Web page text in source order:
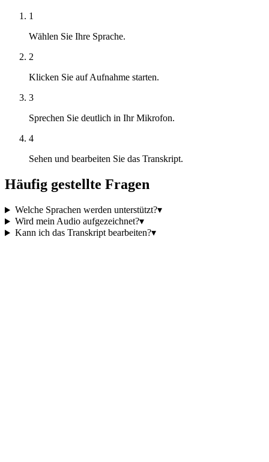
1
Wählen Sie Ihre Sprache.
2
Klicken Sie auf Aufnahme starten.
3
Sprechen Sie deutlich in Ihr Mikrofon.
4
Sehen und bearbeiten Sie das Transkript.
Häufig gestellte Fragen
Welche Sprachen werden unterstützt?▾
Wird mein Audio aufgezeichnet?▾
Kann ich das Transkript bearbeiten?▾